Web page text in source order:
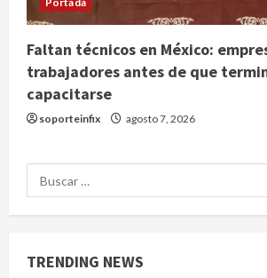
Faltan técnicos en México:
trabajadores antes de que
capacitarse
soporteinfix agosto 7, 2026
Buscar:
TRENDING NEWS
Interpol
agosto 7, 2026
Nacional Portada
Guerrero Ángel
1